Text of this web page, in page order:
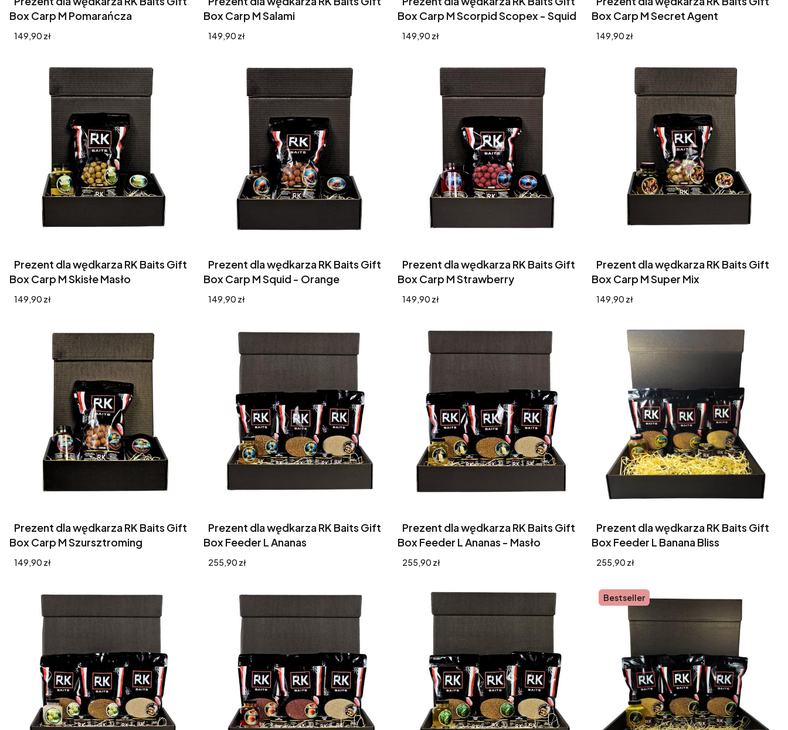
Box Carp M Pomarańcza
Cena
149,90 zł
Box Carp M Salami
Cena
149,90 zł
Box Carp M Scorpid Scopex - Squid
Cena
149,90 zł
Box Carp M Secret Agent
Cena
149,90 zł
Prezent dla wędkarza RK Baits Gift
Box Carp M Skisłe Masło
Cena
149,90 zł
Prezent dla wędkarza RK Baits Gift
Box Carp M Squid - Orange
Cena
149,90 zł
Prezent dla wędkarza RK Baits Gift
Box Carp M Strawberry
Cena
149,90 zł
Prezent dla wędkarza RK Baits Gift
Box Carp M Super Mix
Cena
149,90 zł
Prezent dla wędkarza RK Baits Gift
Box Carp M Szursztroming
Cena
149,90 zł
Prezent dla wędkarza RK Baits Gift
Box Feeder L Ananas
Cena
255,90 zł
Prezent dla wędkarza RK Baits Gift
Box Feeder L Ananas - Masło
Cena
255,90 zł
Prezent dla wędkarza RK Baits Gift
Box Feeder L Banana Bliss
Cena
255,90 zł
Bestseller